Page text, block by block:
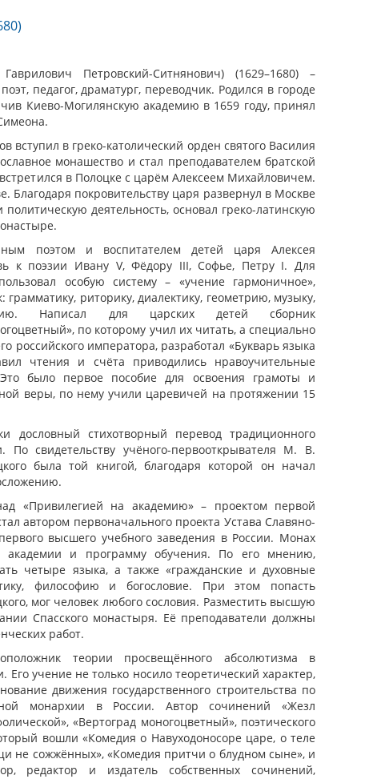
Петровский-Ситнянович) (1629–1680) –
педагог, драматург, переводчик. Родился в городе
Киево-Могилянскую академию в 1659 году, принял
вступил в греко-католический орден святого Василия
монашество и стал преподавателем братской
в Полоцке с царём Алексеем Михайловичем.
Благодаря покровительству царя развернул в Москве
деятельность, основал греко-латинскую
поэтом и воспитателем детей царя Алексея
к поэзии Ивану V, Фёдору III, Софье, Петру I. Для
особую систему – «учение гармоничное»,
риторику, диалектику, геометрию, музыку,
Написал для царских детей сборник
по которому учил их читать, а специально
российского императора, разработал «Букварь языка
чтения и счёта приводились нравоучительные
было первое пособие для освоения грамоты и
веры, по нему учили царевичей на протяжении 15
дословный стихотворный перевод традиционного
По свидетельству учёного-первооткрывателя М. В.
была той книгой, благодаря которой он начал
«Привилегией на академию» – проектом первой
автором первоначального проекта Устава Славяно-
высшего учебного заведения в России. Монах
академии и программу обучения. По его мнению,
четыре языка, а также «гражданские и духовные
философию и богословие. При этом попасть
мог человек любого сословия. Разместить высшую
Спасского монастыря. Её преподаватели должны
работ.
теории просвещённого абсолютизма в
Его учение не только носило теоретический характер,
движения государственного строительства по
монархии в России. Автор сочинений «Жезл
«Вертоград моногоцветный», поэтического
вошли «Комедия о Навуходоносоре царе, о теле
не сожжённых», «Комедия притчи о блудном сыне», и
редактор и издатель собственных сочинений,